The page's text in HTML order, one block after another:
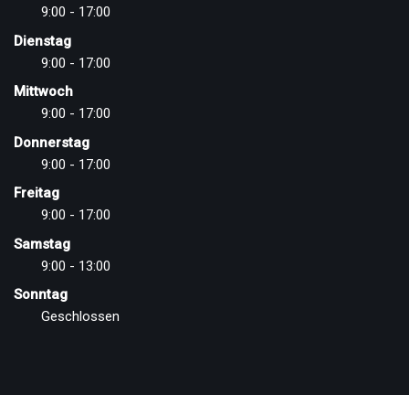
9:00 - 17:00
Dienstag
9:00 - 17:00
Mittwoch
9:00 - 17:00
Donnerstag
9:00 - 17:00
Freitag
9:00 - 17:00
Samstag
9:00 - 13:00
Sonntag
Geschlossen